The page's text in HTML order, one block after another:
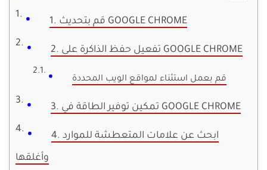
1. قم بتحديث GOOGLE CHROME
2. تفعيل حفظ الذاكرة على GOOGLE CHROME
قم بعمل استثناء لمواقع الويب المحددة
3. تمكين توفير الطاقة في GOOGLE CHROME
4. ابحث عن علامات المتعطشة للموارد
وأغلقها